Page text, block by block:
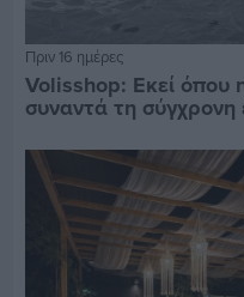
Πριν 16 ημέρες
Volisshop: Εκεί όπου
συναντά τη σύγχρονη